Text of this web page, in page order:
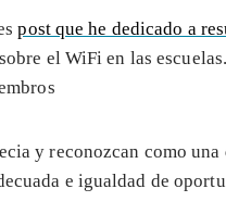
post que he dedicado a
el WiFi en las
y reconozcan como una
e igualdad de